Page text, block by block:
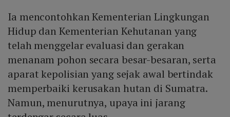
mudah terpengaruh oleh cerita viral meski data resmi
menunjukkanusi negara jauh lebih besar.
Ia mencontohkan Kementerian Lingkungan
Hidup dan Kementerian Kehutanan yang
telah menggelar evaluasi dan gerakan
menanam pohon secara besar-besaran, serta
aparat kepolisian yang sejak awal bertindak
memperbaiki kerusakan hutan di Sumatra.
Namun, menurutnya, upaya ini jarang